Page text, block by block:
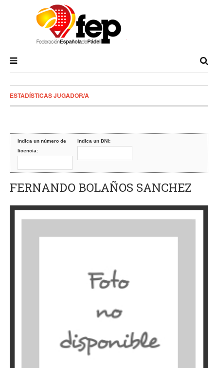
ESTADÍSTICAS JUGADOR/A
Indica un número de
licencia:
Indica un DNI:
FERNANDO BOLAÑOS SANCHEZ